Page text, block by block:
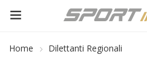
Home Dilettanti Regionali